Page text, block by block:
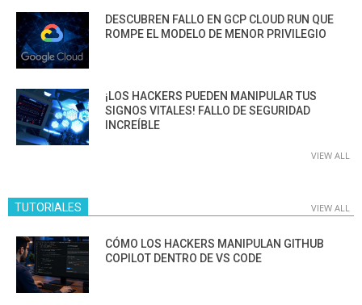
DESCUBREN FALLO EN GCP CLOUD RUN QUE
ROMPE EL MODELO DE MENOR PRIVILEGIO
¡LOS HACKERS PUEDEN MANIPULAR TUS
SIGNOS VITALES! FALLO DE SEGURIDAD
INCREÍBLE
VIEW ALL
TUTORIALES VIEW ALL
CÓMO LOS HACKERS MANIPULAN GITHUB
COPILOT DENTRO DE VS CODE